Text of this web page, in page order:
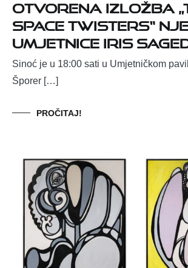
Otvorena izložba
Space Twisters“
umjetnice Iris
Sinoć je u 18:00 sati u Umjetničkom
Šporer […]
PROČITAJ!